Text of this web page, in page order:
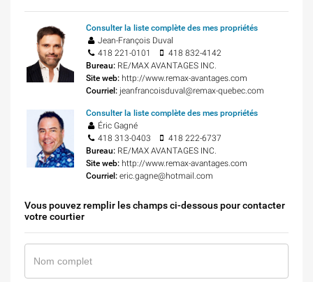
Consulter la liste complète des mes propriétés
Jean-François Duval
418 221-0101
418 832-4142
Bureau: RE/MAX AVANTAGES INC.
Site web: http://www.remax-avantages.com
Courriel: jeanfrancoisduval@remax-quebec.com
Consulter la liste complète des mes propriétés
Éric Gagné
418 313-0403
418 222-6737
Bureau: RE/MAX AVANTAGES INC.
Site web: http://www.remax-avantages.com
Courriel: eric.gagne@hotmail.com
Vous pouvez remplir les champs ci-dessous pour contacter
votre courtier